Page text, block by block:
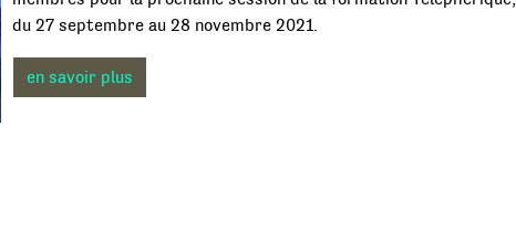
du 27 septembre au 28 novembre 2021.
en savoir plus